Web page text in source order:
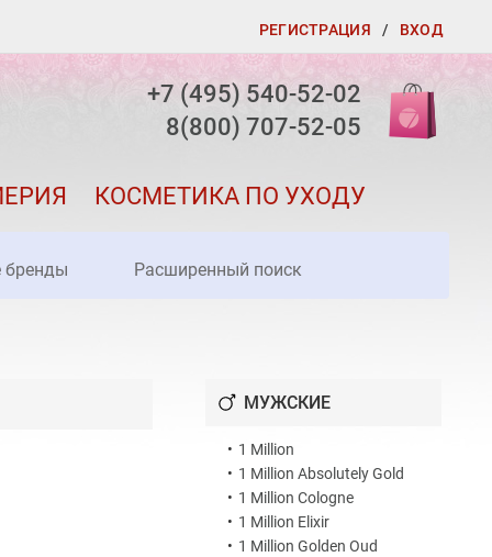
РЕГИСТРАЦИЯ / ВХОД
+7 (495) 540-52-02
8(800) 707-52-05
КОСМЕТИКА ПО УХОДУ
бренды Расширенный поиск
МУЖСКИЕ
• 1 Million
• 1 Million Absolutely Gold
• 1 Million Cologne
• 1 Million Elixir
• 1 Million Golden Oud